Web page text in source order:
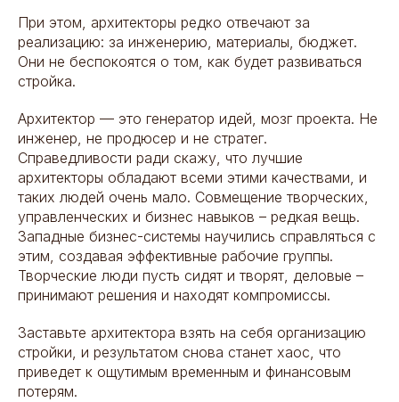
При этом, архитекторы редко отвечают за
реализацию: за инженерию, материалы, бюджет.
Они не беспокоятся о том, как будет развиваться
стройка.
Архитектор — это генератор идей, мозг проекта. Не
инженер, не продюсер и не стратег.
Справедливости ради скажу, что лучшие
архитекторы обладают всеми этими качествами, и
таких людей очень мало. Совмещение творческих,
управленческих и бизнес навыков – редкая вещь.
Западные бизнес-системы научились справляться с
этим, создавая эффективные рабочие группы.
Творческие люди пусть сидят и творят, деловые –
принимают решения и находят компромиссы.
Заставьте архитектора взять на себя организацию
стройки, и результатом снова станет хаос, что
приведет к ощутимым временным и финансовым
потерям.